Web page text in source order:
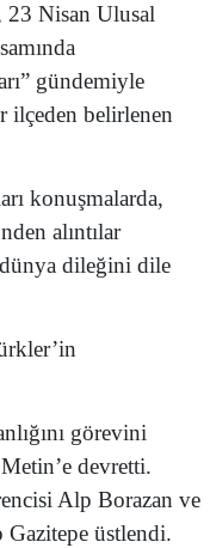
Nisan Ulusal
gündemiyle
ilçeden belirlenen
konuşmalarda,
alıntılar
dileğini dile
görevini
devretti.
Alp Borazan ve
üstlendi.